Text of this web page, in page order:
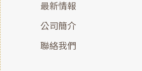
最新情報
公司簡介
聯絡我們